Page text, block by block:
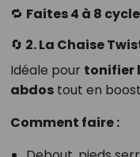
🔁 Faites 4 à 8
🔄 2.La Chaise
Idéale pour tonifier
abdostout en
Comment faire :